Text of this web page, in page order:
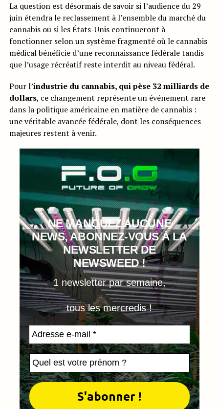
La question est désormais de savoir si l’audience du 29
juin étendra le reclassement à l’ensemble du marché du
cannabis ou si les États-Unis continueront à
fonctionner selon un système fragmenté où le cannabis
médical bénéficie d’une reconnaissance fédérale tandis
que l’usage récréatif reste interdit au niveau fédéral.
Pour l’industrie du cannabis, qui pèse 32 milliards de
dollars, ce changement représente un événement rare
dans la politique américaine en matière de cannabis :
une véritable avancée fédérale, dont les conséquences
majeures restent à venir.
NE MANQUEZ AUCUNE
NEWS, ABONNEZ-VOUS À LA
NEWSLETTER DE
NEWSWEED !
1 newsletter par semaine,
tous les mercredis !